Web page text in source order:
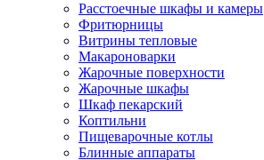
Расстоечные шкафы и камеры
Фритюрницы
Витрины тепловые
Макароноварки
Жарочные поверхности
Жарочные шкафы
Шкаф пекарский
Коптильни
Пищеварочные котлы
Блинные аппараты